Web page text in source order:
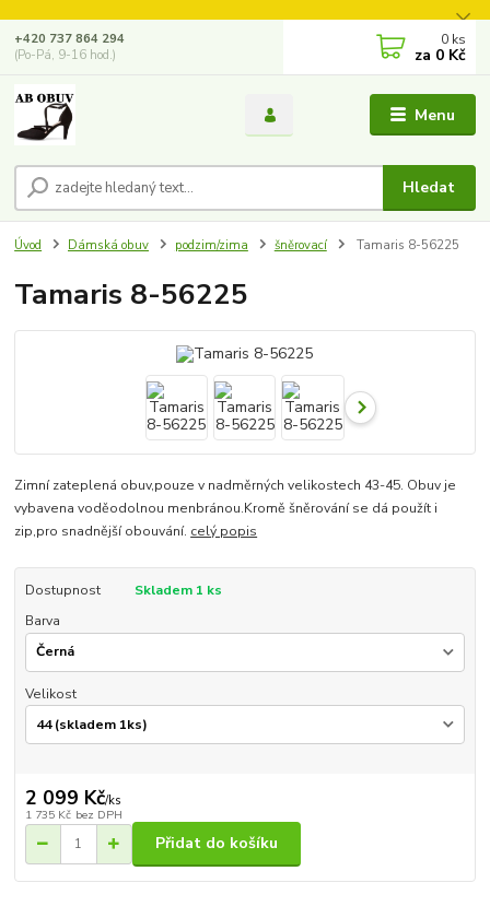
Menu
Hledat
+420 737 864 294
(Po-Pá, 9-16 hod.)
0 ks
za 0 Kč
Úvod Dámská obuv podzim/zima šněrovací Tamaris 8-56225
Tamaris 8-56225
Zimní zateplená obuv,pouze v nadměrných velikostech 43-45. Obuv je
vybavena voděodolnou menbránou.Kromě šněrování se dá použít i
zip,pro snadnější obouvání. celý popis
Dostupnost
Skladem 1 ks
Barva
Velikost
2 099 Kč/ks
1 735 Kč bez DPH
Přidat do košíku